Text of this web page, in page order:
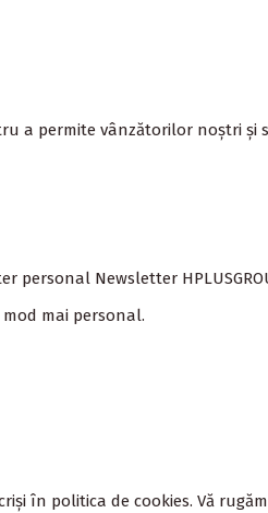
a permite vânzătorilor noștri și
personal Newsletter
mai personal.
în politica de cookies. Vă